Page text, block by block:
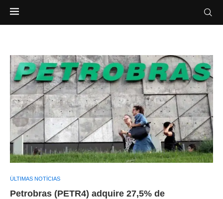
ÚLTIMAS NOTÍCIAS
Petrobras (PETR4) adquire 27,5% de